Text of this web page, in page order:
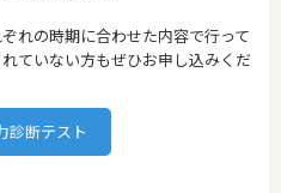
れの時期に合わせた内容で行って
ていない方もぜひお申し込みくだ
診断テスト